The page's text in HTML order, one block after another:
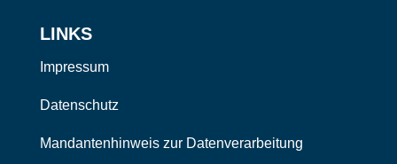
LINKS
Impressum
Datenschutz
Mandantenhinweis zur Datenverarbeitung